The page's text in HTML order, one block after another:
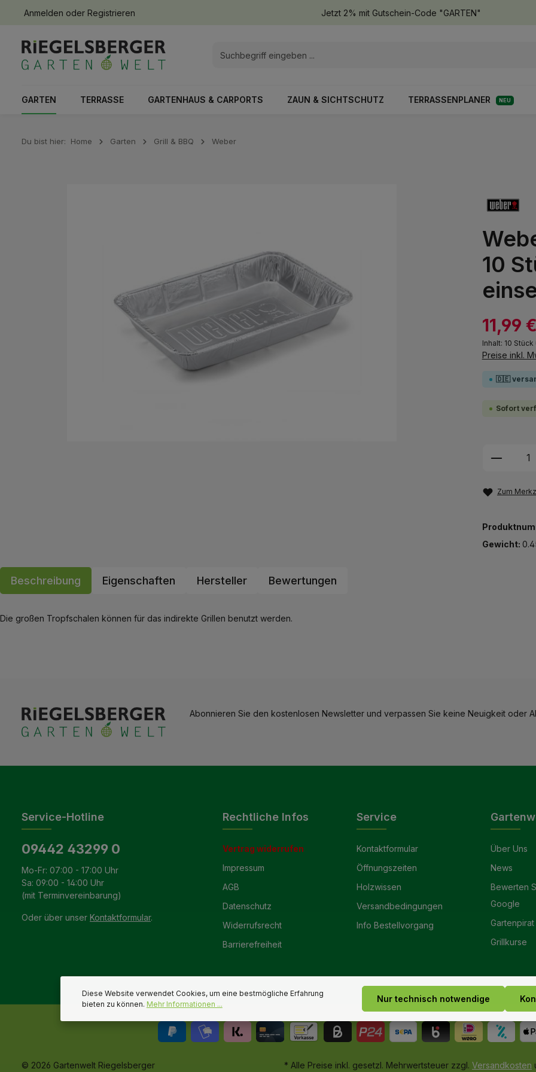
Zur Hauptnavigation springen
Anmelden oder Registrieren Jetzt 2% mit Gutschein-Code "GARTEN"
GARTEN TERRASSE GARTENHAUS & CARPORTS ZAUN & SICHTSCHUTZ TERRASSENPLANER NEU
Du bist hier: Home Garten Grill & BBQ Weber
10
11,99
Inhalt: 10 Stück
Preise inkl.
🇩🇪
Sofort
Zum
Gewicht:
Beschreibung Eigenschaften Hersteller Bewertungen
Die großen Tropfschalen können für das indirekte Grillen benutzt werden.
Abonnieren Sie den kostenlosen Newsletter und verpassen Sie keine Neuigkeit oder
Service-Hotline
09442 43299 0
Mo-Fr: 07:00 - 17:00 Uhr
Sa: 09:00 - 14:00 Uhr
(mit Terminvereinbarung)
Oder über unser Kontaktformular.
Rechtliche Infos
Vertrag widerrufen
Impressum
AGB
Datenschutz
Widerrufsrecht
Barrierefreiheit
Service
Kontaktformular
Öffnungszeiten
Holzwissen
Versandbedingungen
Info Bestellvorgang
Über Uns
News
Bewerten
Google
Gartenpirat
Grillkurse
© 2026 Gartenwelt Riegelsberger * Alle Preise inkl. gesetzl. Mehrwertsteuer zzgl. Versandkosten
Diese Website verwendet Cookies, um eine bestmögliche Erfahrung
bieten zu können. Mehr Informationen ... Nur technisch notwendige